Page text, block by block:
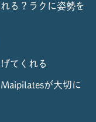
る？ラクに姿勢を
てくれる
が大切に